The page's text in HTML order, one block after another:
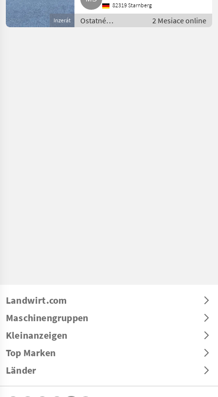
Inzerát
82319 Starnberg
Ostatné
poľnohospodárske
2 Mesiace online
Landwirt.com
Maschinengruppen
Kleinanzeigen
Top Marken
Länder